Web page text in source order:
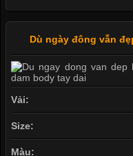
Dù ngày đông vẫn
Vải:
Size:
Màu: